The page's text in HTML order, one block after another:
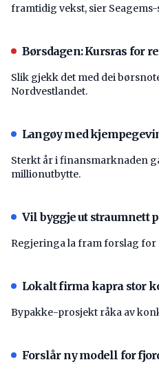
framtidig vekst, sier
Børsdagen: Kursras for
Slik gjekk det med dei
Nordvestlandet.
Langøy med
Sterkt år i finansmarknaden
millionutbytte.
Vil byggje ut straumnett
Regjeringa la fram forslag
Lokalt firma kapra stor
Bypakke-prosjekt råka av
Forslår ny modell for